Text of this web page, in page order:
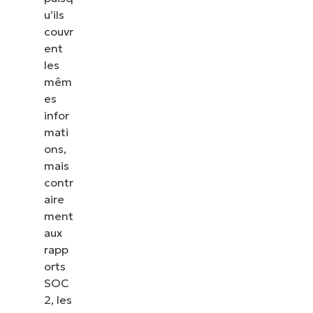
u’ils
couvr
ent
les
mêm
es
infor
mati
ons,
mais
contr
aire
ment
aux
rapp
orts
SOC
2, les